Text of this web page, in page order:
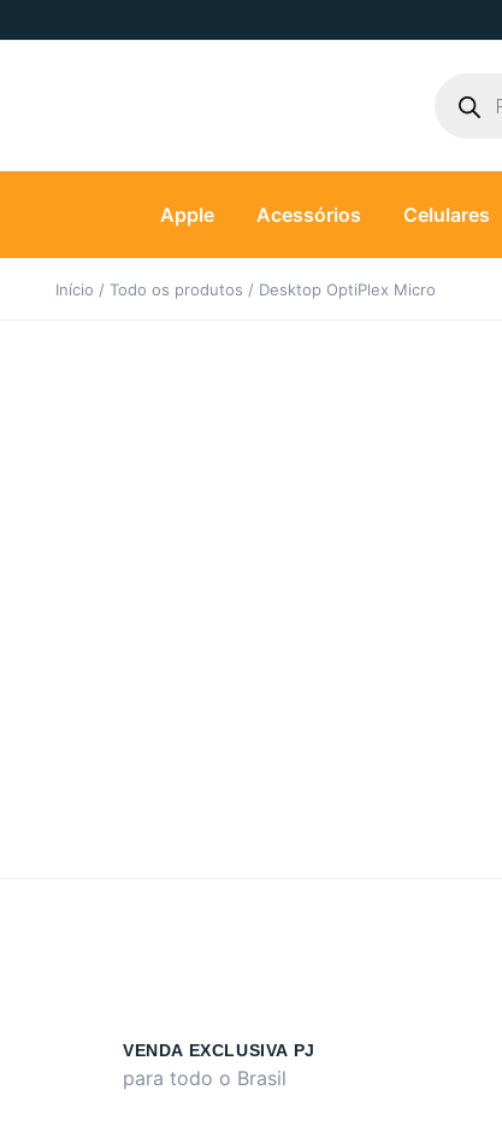
Apple Acessórios Celulares
Início / Todo os produtos / Desktop OptiPlex Micro
VENDA EXCLUSIVA PJ
para todo o Brasil